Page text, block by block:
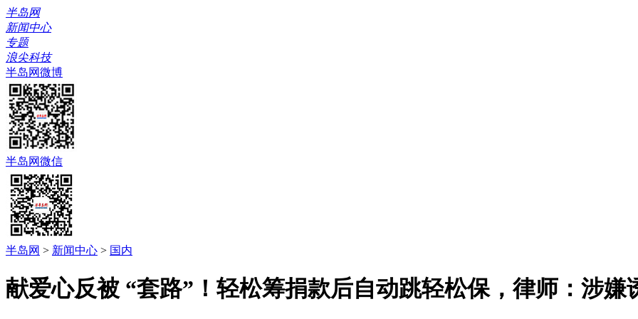
半岛网
新闻中心
专题
浪尖科技
半岛网微博
半岛网微信
半岛网 > 新闻中心 > 国内
献爱心反被 “套路”！轻松筹捐款后自动跳轻松保，律师：涉嫌